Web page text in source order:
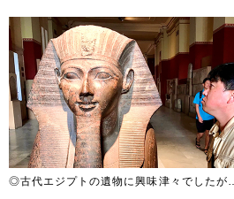
◎古代エジプトの遺物に興味津々でしたが…